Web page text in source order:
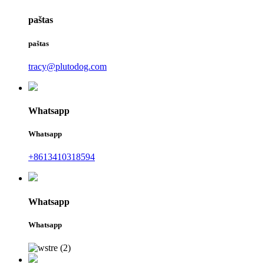
paštas
paštas
tracy@plutodog.com
Whatsapp
Whatsapp
+8613410318594
Whatsapp
Whatsapp